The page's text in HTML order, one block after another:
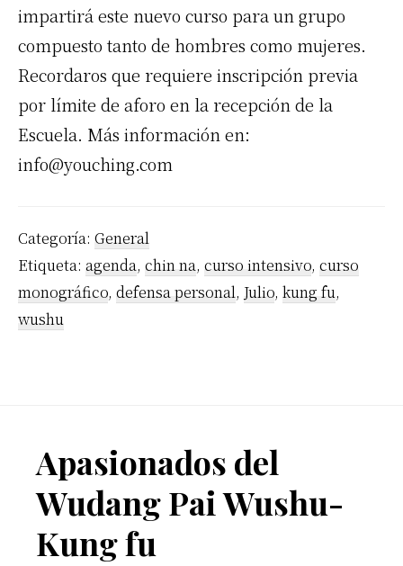
impartirá este nuevo curso para un grupo
compuesto tanto de hombres como mujeres.
Recordaros que requiere inscripción previa
por límite de aforo en la recepción de la
Escuela. Más información en:
info@youching.com
Categoría: General
Etiqueta: agenda, chin na, curso intensivo, curso
monográfico, defensa personal, Julio, kung fu,
wushu
Footer
Apasionados del
Wudang Pai Wushu-
Kung fu